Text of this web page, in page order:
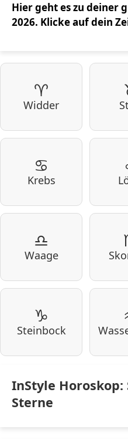
Hier geht es zu deiner
2026. Klicke auf dein
♈
Widder
♋
Krebs
♎
Waage
♑
Steinbock
InStyle Horoskop:
Sterne